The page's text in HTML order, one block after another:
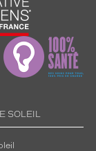
SOLEIL